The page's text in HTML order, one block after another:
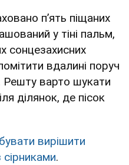
п’ять піщаних
у тіні пальм,
сонцезахисних
вдалині поруч
Решту варто шукати
ділянок, де пісок
вирішити
.